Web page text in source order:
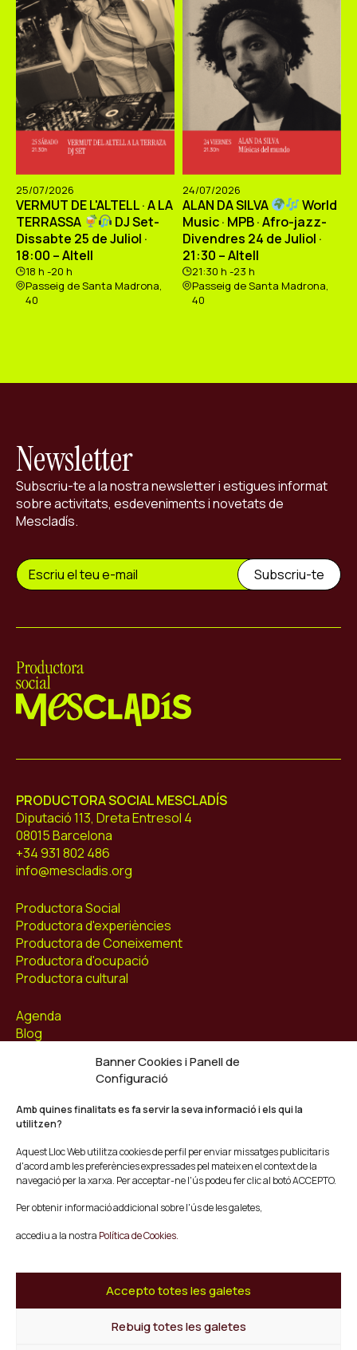
Banner Cookies i Panell de
Configuració
Amb quines finalitats es fa servir la seva informació i els qui la
utilitzen?
Aquest Lloc Web utilitza cookies de perfil per enviar missatges publicitaris
d'acord amb les preferències expressades pel mateix en el context de la
navegació per la xarxa. Per acceptar-ne l'ús podeu fer clic al botó ACCEPTO.
Per obtenir informació addicional sobre l'ús de les galetes,
accediu a la nostra Política de Cookies.
Accepto totes les galetes
Rebuig totes les galetes
25/07/2026
VERMUT DE L'ALTELL · A LA
TERRASSA
DJ Set-
Dissabte 25 de Juliol ·
18:00 – Altell
18 h -20 h
Passeig de Santa Madrona,
40
24/07/2026
ALAN DA SILVA
World
Music · MPB · Afro-jazz-
Divendres 24 de Juliol ·
21:30 – Altell
21:30 h -23 h
Passeig de Santa Madrona,
40
Newsletter
Subscriu-te a la nostra newsletter i estigues informat
sobre activitats, esdeveniments i novetats de
Mescladís.
PRODUCTORA SOCIAL MESCLADÍS
Diputació 113, Dreta Entresol 4
08015 Barcelona
+34 931 802 486
info@mescladis.org
Productora Social
Productora d'experiències
Productora de Coneixement
Productora d'ocupació
Productora cultural
Agenda
Blog
Facebook
Instagram
Youtube
Twitter/X
© Mescladís 2026
Avís legal
Termes i Condicions de Compra
Canal de Denúncies